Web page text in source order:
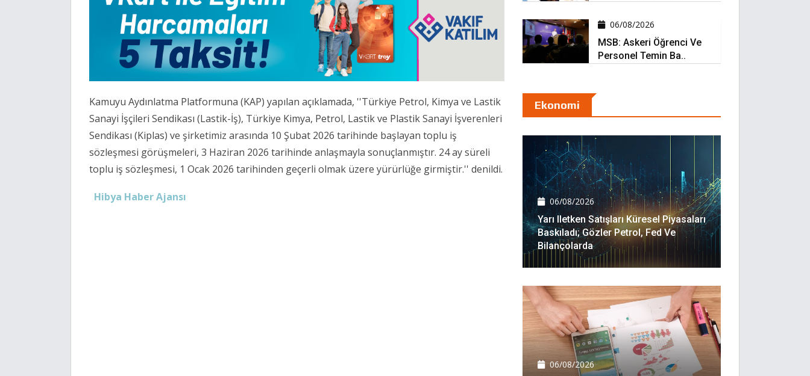
Kamuyu Aydınlatma Platformuna (KAP) yapılan açıklamada, ''Türkiye Petrol, Kimya ve Lastik
Sanayi İşçileri Sendikası (Lastik-İş), Türkiye Kimya, Petrol, Lastik ve Plastik Sanayi İşverenleri
Sendikası (Kiplas) ve şirketimiz arasında 10 Şubat 2026 tarihinde başlayan toplu iş
sözleşmesi görüşmeleri, 3 Haziran 2026 tarihinde anlaşmayla sonuçlanmıştır. 24 ay süreli
toplu iş sözleşmesi, 1 Ocak 2026 tarihinden geçerli olmak üzere yürürlüğe girmiştir.'' denildi.
Hibya Haber Ajansı
06/08/2026
MSB: Askeri Öğrenci Ve
Personel Temin Ba..
Ekonomi
06/08/2026
Yarı Iletken Satışları Küresel Piyasaları
Baskıladı; Gözler Petrol, Fed Ve
Bilançolarda
06/08/2026